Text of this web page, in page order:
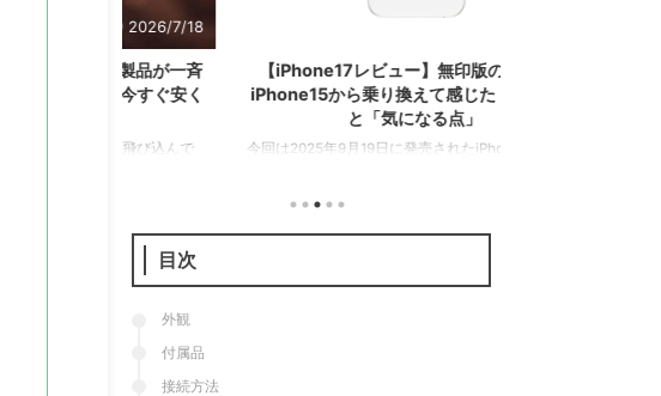
【iPhone17レビュー】無印版の完成形。
iPhone15から乗り換えて感じた「進化点」
と「気になる点」
今回は2025年9月19日に発売されたiPhone17の長期
紹介するとともに、果たしてこのスマホを買うべき
なのかを解説していこう。 こっちもおすすめ 結論
（買うべき人・そうでない人） 最初にこの記事の結
論。iPhone17は従来のモデルから順当に性能が底上
と言える。iPhone8⇒SE⇒SE2⇒13 ...
目次
外観
付属品
接続方法